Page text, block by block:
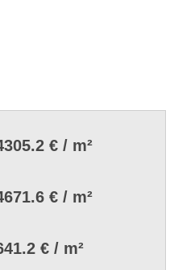
€ / m²
€ / m²
€ / m²